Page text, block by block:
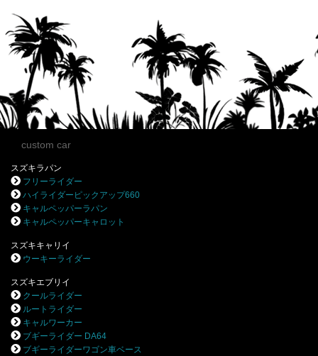
custom car
スズキラパン
フリーライダー
ハイライダーピックアップ660
キャルペッパーラパン
キャルペッパーキャロット
スズキキャリイ
ウーキーライダー
スズキエブリイ
クールライダー
ルートライダー
キャルワーカー
ブギーライダー DA64
ブギーライダーワゴン車ベース